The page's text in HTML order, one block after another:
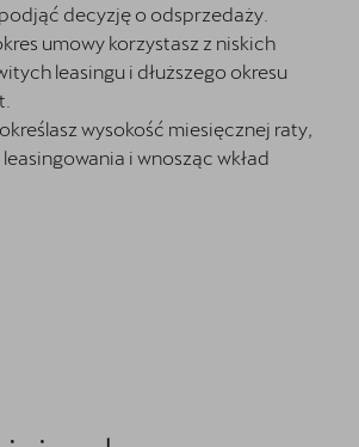
decyzję o odsprzedaży.
umowy korzystasz z niskich
leasingu i dłuższego okresu
wysokość miesięcznej raty,
i wnosząc wkład